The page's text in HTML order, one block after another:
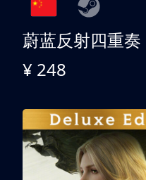
¥ 248